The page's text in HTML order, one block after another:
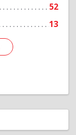
52
13
Подробнее